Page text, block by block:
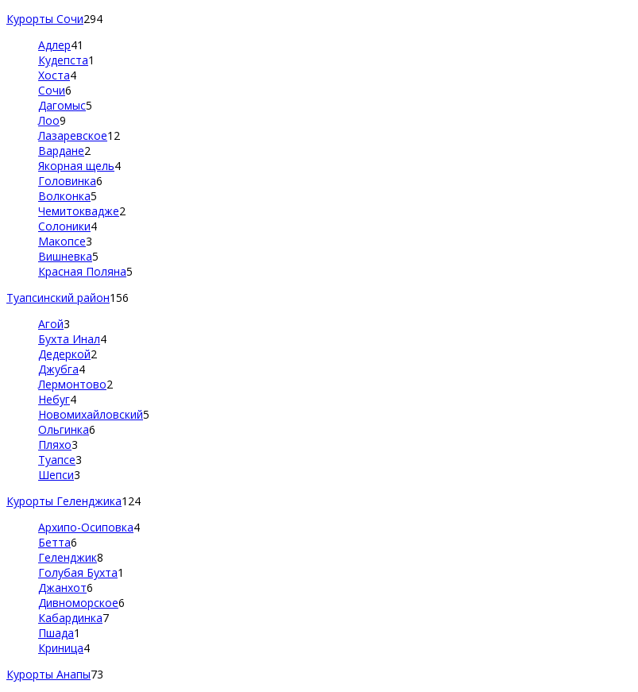
Курорты Сочи294
Адлер41
Кудепста1
Хоста4
Сочи6
Дагомыс5
Лоо9
Лазаревское12
Вардане2
Якорная щель4
Головинка6
Волконка5
Чемитоквадже2
Солоники4
Макопсе3
Вишневка5
Красная Поляна5
Туапсинский район156
Агой3
Бухта Инал4
Дедеркой2
Джубга4
Лермонтово2
Небуг4
Новомихайловский5
Ольгинка6
Пляхо3
Туапсе3
Шепси3
Курорты Геленджика124
Архипо-Осиповка4
Бетта6
Геленджик8
Голубая Бухта1
Джанхот6
Дивноморское6
Кабардинка7
Пшада1
Криница4
Курорты Анапы73